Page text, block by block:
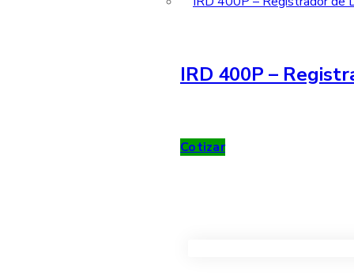
IRD 400P –
Cotizar